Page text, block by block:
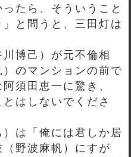
たら、そういうこと
と問うと、三田灯は
博己）が元不倫相
のマンションの前で
須田恵一に驚き、
はしないでくださ
は「俺には君しか居
野波麻帆）にすが